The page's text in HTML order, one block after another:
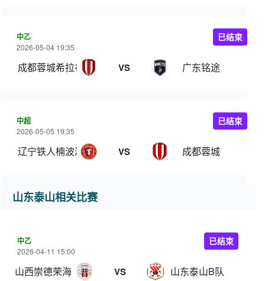
中乙
2026-05-04 19:35
成都蓉城希拉谷 VS 广东铭途
已结束
中超
2026-05-05 19:35
辽宁铁人楠波湾 VS 成都蓉城
已结束
山东泰山相关比赛
中乙
2026-04-11 15:00
山西崇德荣海 VS 山东泰山B队
已结束